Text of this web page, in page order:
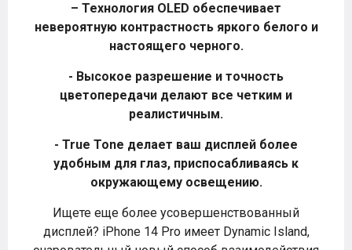
– Технология OLED обеспечивает
невероятную контрастность яркого белого и
настоящего черного.
- Высокое разрешение и точность
цветопередачи делают все четким и
реалистичным.
- True Tone делает ваш дисплей более
удобным для глаз, приспосабливаясь к
окружающему освещению.
Ищете еще более усовершенствованный
дисплей? iPhone 14 Pro имеет Dynamic Island,